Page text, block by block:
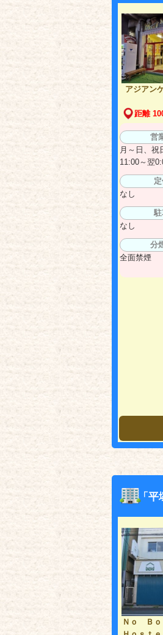
アジアン
距離
営
月～日、祝
11:00～翌
なし
なし
分
全面禁煙
「平
Ｎｏ Ｂ